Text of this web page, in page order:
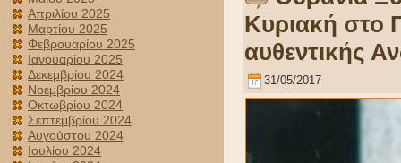
Απριλίου 2025
Μαρτίου 2025
Φεβρουαρίου 2025
Ιανουαρίου 2025
Δεκεμβρίου 2024
Νοεμβρίου 2024
Οκτωβρίου 2024
Σεπτεμβρίου 2024
Αυγούστου 2024
Ιουλίου 2024
Κυριακή στο
αυθεντικής
31/05/2017